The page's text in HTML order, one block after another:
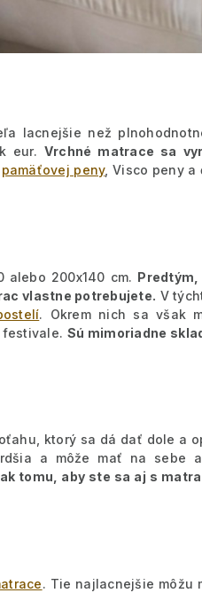
lacnejšie než
eur. Vrchné matrace sa
pamäťovej peny, Visco peny a
alebo 200x140 cm.
vlastne potrebujete. V
. Okrem nich sa však
Sú mimoriadne
ktorý sa dá dať dole a
a môže mať na sebe
tomu, aby ste sa aj s
. Tie najlacnejšie môžu